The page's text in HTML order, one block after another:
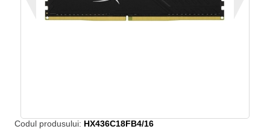
Codul produsului: HX436C18FB4/16